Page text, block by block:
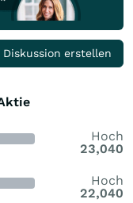
Diskussion erstellen
Hoch
23,040
Hoch
22,040